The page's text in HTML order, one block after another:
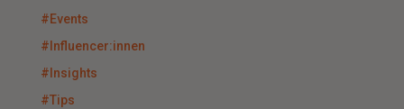
#Events
#Influencer:innen
#Insights
#Tips